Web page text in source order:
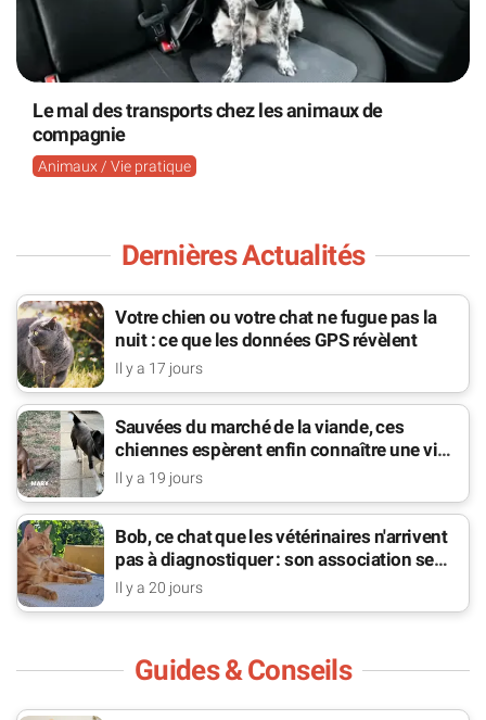
Le mal des transports chez les animaux de
compagnie
Animaux / Vie pratique
Dernières Actualités
Votre chien ou votre chat ne fugue pas la
nuit : ce que les données GPS révèlent
Il y a 17 jours
Sauvées du marché de la viande, ces
chiennes espèrent enfin connaître une vie
de famille
Il y a 19 jours
Bob, ce chat que les vétérinaires n'arrivent
pas à diagnostiquer : son association se
bat pour lui
Il y a 20 jours
Guides & Conseils